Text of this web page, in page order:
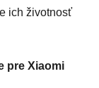
ich životnosť
pre Xiaomi